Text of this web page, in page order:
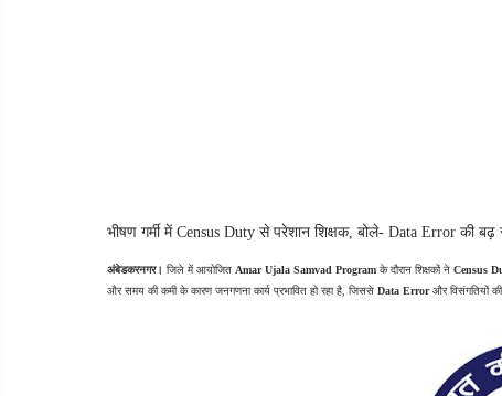
भीषण गर्मी में Census Duty से परेशान शिक्षक, बोले- Data Error की
अंबेडकरनगर। जिले में आयोजित Amar Ujala Samvad Program के दौरान शिक्षकों ने Census
और समय की कमी के कारण जनगणना कार्य प्रभावित हो रहा है, जिससे Data Error और विसंगतियों